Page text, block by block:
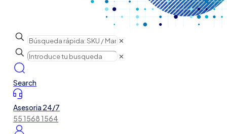
✕
✕
Search
Asesoria 24/7
55 1568 1564